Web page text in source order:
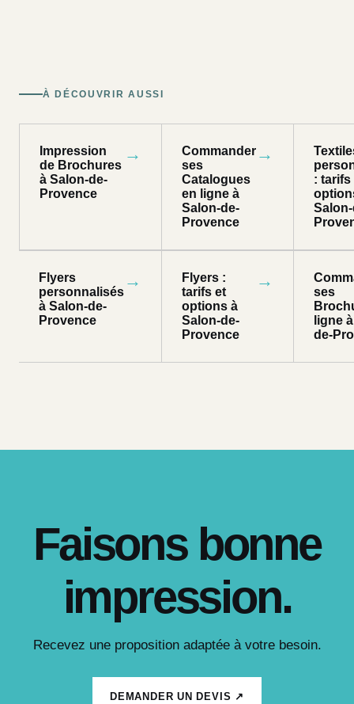
À DÉCOUVRIR AUSSI
Impression
de Brochures
à Salon-de-
Provence
→
Commander
ses
Catalogues
en ligne à
Salon-de-
Provence
→
: tarifs
Flyers
personnalisés
à Salon-de-
Provence
→
Flyers :
tarifs et
options à
Salon-de-
Provence
→
ses
ligne
de-
Faisons bonne
impression.
Recevez une proposition adaptée à votre besoin.
DEMANDER UN DEVIS ↗